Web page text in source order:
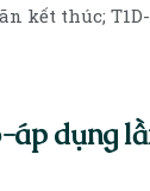
thúc; T1D-
áp dụng